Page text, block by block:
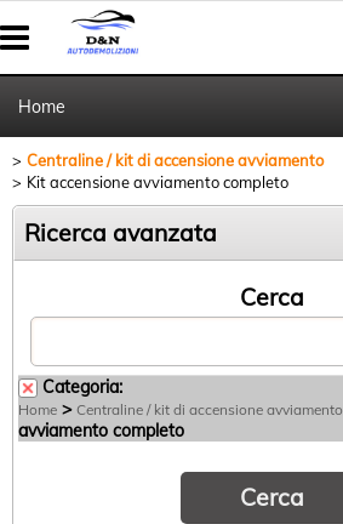
Home
Autoricambi
Pratiche cancellazione al PRA
Centraline / kit di accensione avviamento
Kit accensione avviamento completo
Ricerca avanzata
Cerca
Categoria:
Home > Centraline / kit di accensione avviamento
avviamento completo